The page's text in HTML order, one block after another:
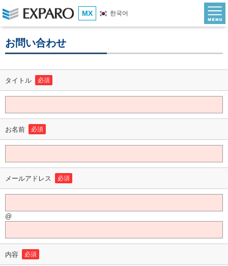
MX 한국어
お問い合わせ
タイトル 必須
お名前 必須
メールアドレス 必須
@
内容 必須